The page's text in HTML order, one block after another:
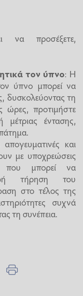
να προσέξετε,
τον ύπνο: Η
ύπνο μπορεί να
δυσκολεύοντας τη
ώρες, προτιμήστε
μέτριας έντασης,
και
με υποχρεώσεις
που μπορεί να
τήρηση του
στο τέλος της
συχνά
τη συνέπεια.